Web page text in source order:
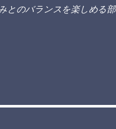
とのバランスを楽しめる部